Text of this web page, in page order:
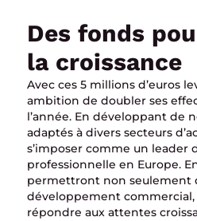
Des fonds
la croissance
Avec ces 5 millions d’euros
ambition de doubler ses
l’année. En développant de
adaptés à divers secteurs
s’imposer comme un leader
professionnelle en Europe.
permettront non seulement
développement commercial,
répondre aux attentes